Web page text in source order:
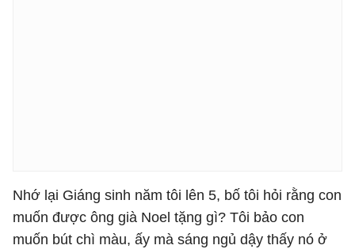
Nhớ lại Giáng sinh năm tôi lên 5, bố tôi hỏi rằng con
muốn được ông già Noel tặng gì? Tôi bảo con
muốn bút chì màu, ấy mà sáng ngủ dậy thấy nó ở